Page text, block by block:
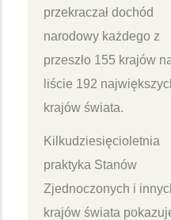
przekraczał dochód
narodowy każdego z
przeszło 155 krajów
liście 192
krajów świata.
Kilkudziesięcioletnia
praktyka Stanów
Zjednoczonych i
krajów świata